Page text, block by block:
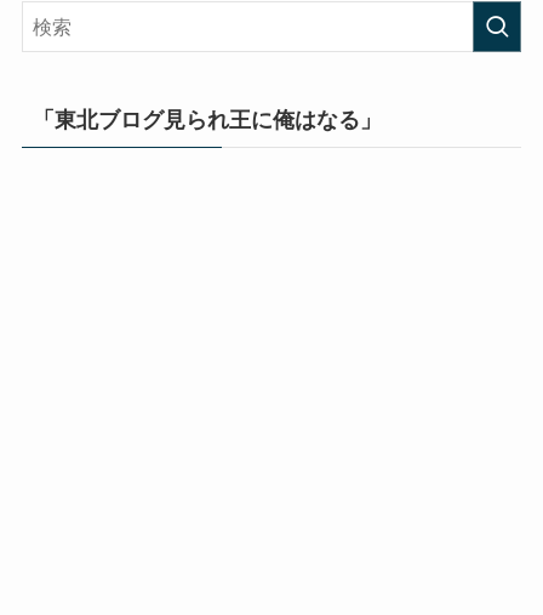
「東北ブログ見られ王に俺はなる」